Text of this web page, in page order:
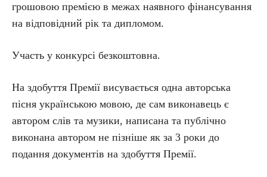
грошовою премією в межах наявного фінансування
на відповідний рік та дипломом.
Участь у конкурсі безкоштовна.
На здобуття Премії висувається одна авторська
пісня українською мовою, де сам виконавець є
автором слів та музики, написана та публічно
виконана автором не пізніше як за 3 роки до
подання документів на здобуття Премії.